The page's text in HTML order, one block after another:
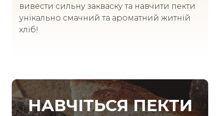
вивести сильну закваску та навчити пекти
унікально смачний та ароматний житній
хліб!
НАВЧІТЬСЯ ПЕКТИ